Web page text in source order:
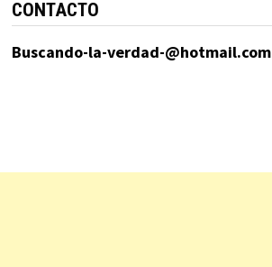
CONTACTO
Buscando-la-verdad-@hotmail.com